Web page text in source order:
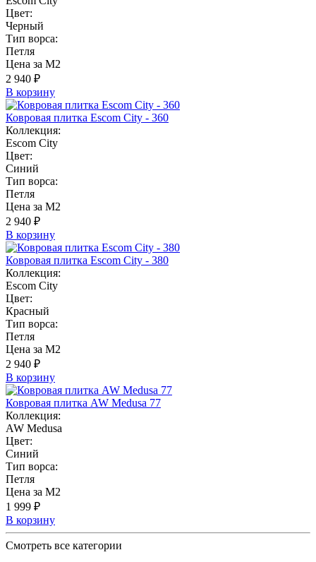
Цвет:
Черный
Тип ворса:
Петля
Цена за М2
2 940 ₽
В корзину
Ковровая плитка Escom City - 360
Коллекция:
Escom City
Цвет:
Синий
Тип ворса:
Петля
Цена за М2
2 940 ₽
В корзину
Ковровая плитка Escom City - 380
Коллекция:
Escom City
Цвет:
Красный
Тип ворса:
Петля
Цена за М2
2 940 ₽
В корзину
Ковровая плитка AW Medusa 77
Коллекция:
AW Medusa
Цвет:
Синий
Тип ворса:
Петля
Цена за М2
1 999 ₽
В корзину
Смотреть все категории